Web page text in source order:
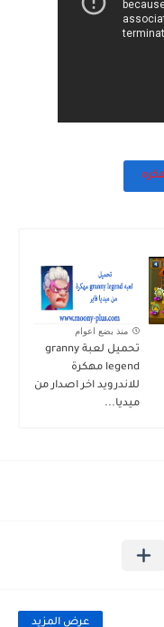
منذ بضع اعوام
تحميل لعبة granny
legend مهكرة
للاندرويد اخر اصدار من
ميديا...
عرض المزيد